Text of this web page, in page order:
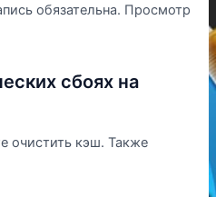
обязательна. Просмотр
сбоях на
очистить кэш. Также